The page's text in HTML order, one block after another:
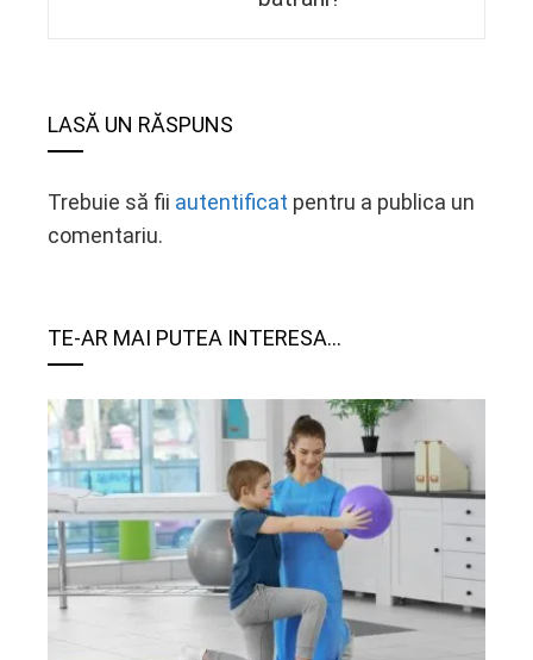
LASĂ UN RĂSPUNS
Trebuie să fii autentificat pentru a publica un
comentariu.
TE-AR MAI PUTEA INTERESA...